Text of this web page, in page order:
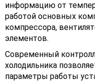
информацию от
работой основных
компрессора,
элементов.
Современный
холодильника
параметры работы